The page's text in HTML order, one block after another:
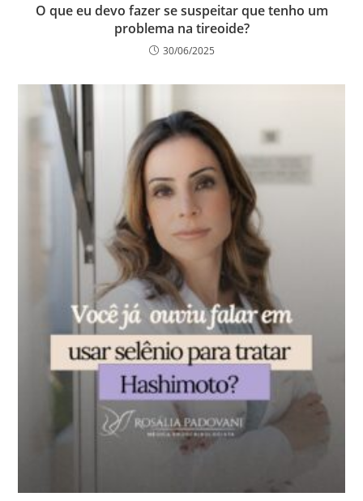
O que eu devo fazer se suspeitar que tenho um
problema na tireoide?
30/06/2025